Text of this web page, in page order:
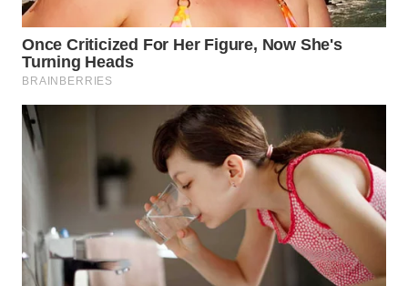
WN
SUBANG
WN
SUKABUMI
WN
PRIANGAN
TIMUR